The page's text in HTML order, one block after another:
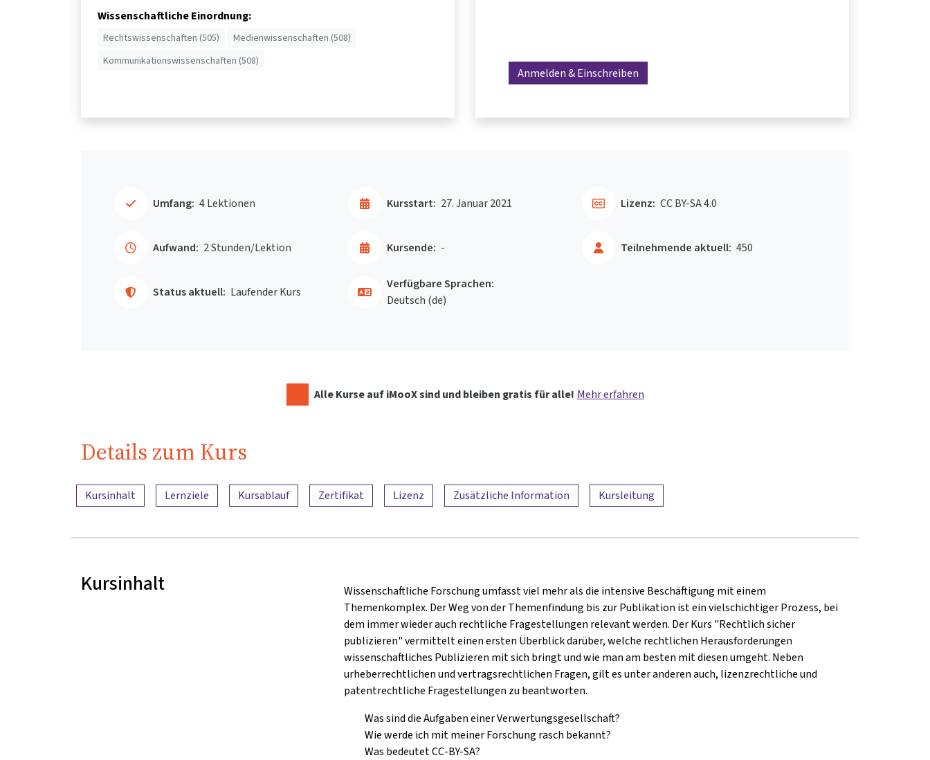
Wissenschaftliche Einordnung:
Rechtswissenschaften (505)
Medienwissenschaften (508)
Kommunikationswissenschaften (508)
Anmelden & Einschreiben
Umfang: 4 Lektionen
Aufwand: 2 Stunden/Lektion
Kursstart: 27. Januar 2021
Kursende: -
Status aktuell: Laufender Kurs
Teilnehmende aktuell: 450
Lizenz: CC BY-SA 4.0
Verfügbare Sprachen:
Deutsch ‎(de)‎
Alle Kurse auf iMooX sind und bleiben gratis für alle! Mehr erfahren
Details zum Kurs
Inhaltsübersicht
Kursinhalt Lernziele Kursablauf Zertifikat Lizenz Zusätzliche Information Kursleitung
Kursinhalt
Wissenschaftliche Forschung umfasst viel mehr als die intensive Beschäftigung mit einem
Themenkomplex. Der Weg von der Themenfindung bis zur Publikation ist ein vielschichtiger Prozess, bei
dem immer wieder auch rechtliche Fragestellungen relevant werden. Der Kurs "Rechtlich sicher
publizieren" vermittelt einen ersten Überblick darüber, welche rechtlichen Herausforderungen
wissenschaftliches Publizieren mit sich bringt und wie man am besten mit diesen umgeht. Neben
urheberrechtlichen und vertragsrechtlichen Fragen, gilt es unter anderen auch, lizenzrechtliche und
patentrechtliche Fragestellungen zu beantworten.
Was sind die Aufgaben einer Verwertungsgesellschaft?
Wie werde ich mit meiner Forschung rasch bekannt?
Was bedeutet CC-BY-SA?